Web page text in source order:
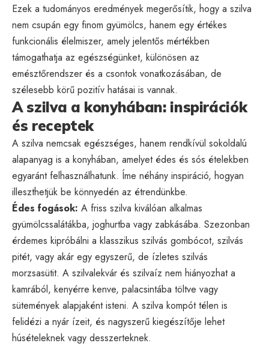
Ezek a tudományos eredmények megerősítik, hogy a szilva
nem csupán egy finom gyümölcs, hanem egy értékes
funkcionális élelmiszer, amely jelentős mértékben
támogathatja az egészségünket, különösen az
emésztőrendszer és a csontok vonatkozásában, de
szélesebb körű pozitív hatásai is vannak.
A szilva a konyhában: inspirációk
és receptek
A szilva nemcsak egészséges, hanem rendkívül sokoldalú
alapanyag is a konyhában, amelyet édes és sós ételekben
egyaránt felhasználhatunk. Íme néhány inspiráció, hogyan
illeszthetjük be könnyedén az étrendünkbe.
Édes fogások: A friss szilva kiválóan alkalmas
gyümölcssalátákba, joghurtba vagy zabkásába. Szezonban
érdemes kipróbálni a klasszikus szilvás gombócot, szilvás
pitét, vagy akár egy egyszerű, de ízletes szilvás
morzsasütit. A szilvalekvár és szilvaíz nem hiányozhat a
kamrából, kenyérre kenve, palacsintába töltve vagy
sütemények alapjaként isteni. A szilva kompót télen is
felidézi a nyár ízeit, és nagyszerű kiegészítője lehet
húsételeknek vagy desszerteknek.